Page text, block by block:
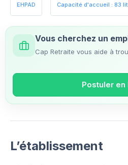
EHPAD Capacité d'accueil : 83
Vous cherchez un
Cap Retraite vous aide à
Postuler en
L’établissement